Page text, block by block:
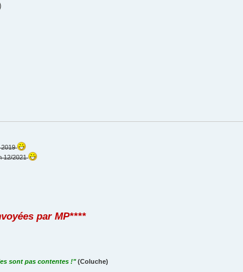
2019
12/2021
par MP****
sont pas contentes !" (Coluche)